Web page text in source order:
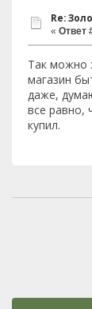
Re:
« Ответ
Так можно
магазин
даже,
все равно,
купил.